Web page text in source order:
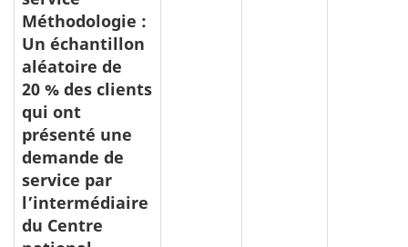
Méthodologie :
Un échantillon
aléatoire de
20 % des clients
qui ont
présenté une
demande de
service par
l’intermédiaire
du Centre